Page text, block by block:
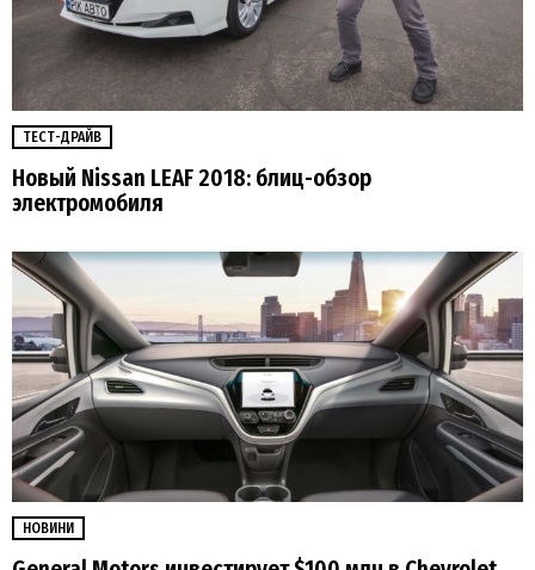
ТЕСТ-ДРАЙВ
Новый Nissan LEAF 2018: блиц-обзор
электромобиля
НОВИНИ